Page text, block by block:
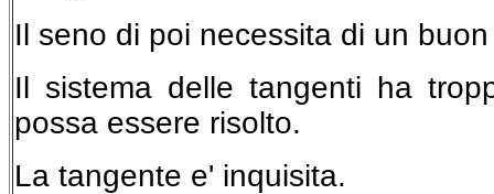
Il seno di poi necessita di un
Il sistema delle tangenti ha
possa essere risolto.
La tangente e' inquisita.